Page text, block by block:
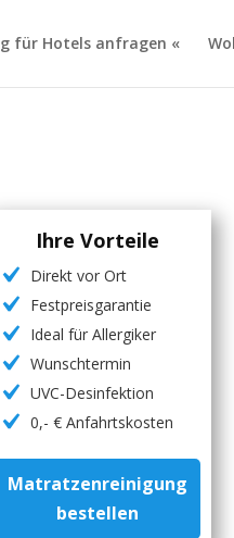
für Hotels anfragen «
Ihre Vorteile
Direkt vor Ort
Festpreisgarantie
Ideal für Allergiker
Wunschtermin
UVC-Desinfektion
0,- € Anfahrtskosten
Matratzenreinigung
bestellen